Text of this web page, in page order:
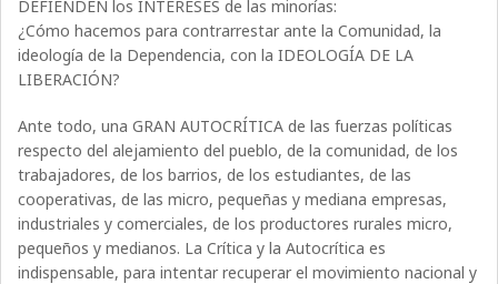
DEFIENDEN los INTERESES de las minorías:
¿Cómo hacemos para contrarrestar ante la Comunidad, la
ideología de la Dependencia, con la IDEOLOGÍA DE LA
LIBERACIÓN?
Ante todo, una GRAN AUTOCRÍTICA de las fuerzas políticas
respecto del alejamiento del pueblo, de la comunidad, de los
trabajadores, de los barrios, de los estudiantes, de las
cooperativas, de las micro, pequeñas y mediana empresas,
industriales y comerciales, de los productores rurales micro,
pequeños y medianos. La Crítica y la Autocrítica es
indispensable, para intentar recuperar el movimiento nacional y